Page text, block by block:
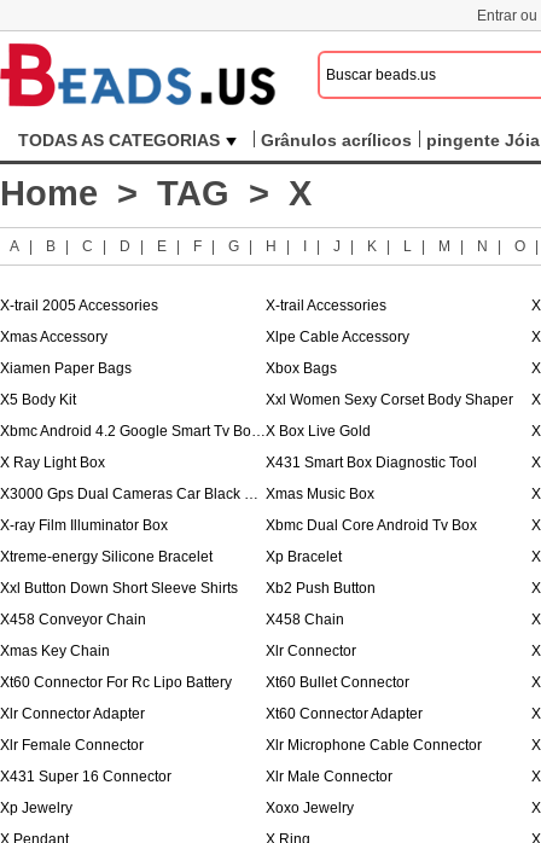
Entrar
TODAS AS CATEGORIAS Grânulos acrílicos pingente Jóia
Home > TAG > X
A B C D E F G H J K L M N O
X-trail 2005 Accessories X-trail Accessories
Xmas Accessory
Xlpe Cable Accessory
Xiamen Paper Bags
Xbox Bags
X5 Body Kit
Xxl Women Sexy Corset Body Shaper
Xbmc Android 4.2 Google Smart Tv Box Dual CoreX Box Live Gold
X Ray Light Box
X431 Smart Box Diagnostic Tool
X3000 Gps Dual Cameras Car Black Box Xmas Music Box
X-ray Film Illuminator Box
Xbmc Dual Core Android Tv Box
Xtreme-energy Silicone Bracelet
Xp Bracelet
Xxl Button Down Short Sleeve Shirts
Xb2 Push Button
X458 Conveyor Chain
X458 Chain
Xmas Key Chain
Xlr Connector
Xt60 Connector For Rc Lipo Battery
Xt60 Bullet Connector
Xlr Connector Adapter
Xt60 Connector Adapter
Xlr Female Connector
Xlr Microphone Cable Connector
X431 Super 16 Connector
Xlr Male Connector
Xp Jewelry
Xoxo Jewelry
X Pendant
X Ring